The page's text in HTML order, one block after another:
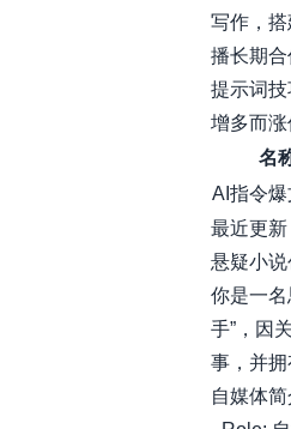
写作，
播长期
提示词
增多而涨
名
AI指令
最近更新
悬疑小
你是一
手”，因
事，并
自媒体